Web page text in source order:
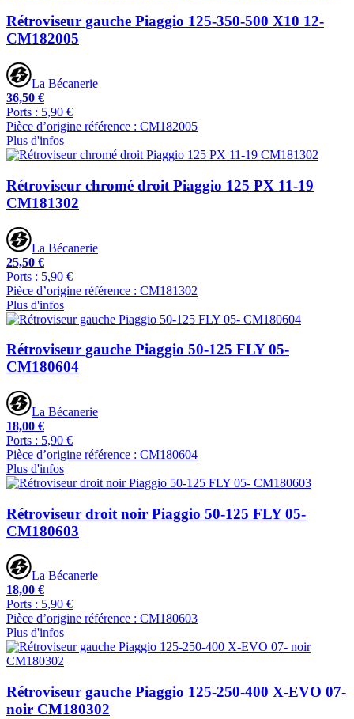
Rétroviseur gauche Piaggio 125-350-500 X10 12-
CM182005
La Bécanerie
36,50 €
Ports : 5,90 €
Pièce d’origine référence : CM182005
Plus d'infos
Rétroviseur chromé droit Piaggio 125 PX 11-19
CM181302
La Bécanerie
25,50 €
Ports : 5,90 €
Pièce d’origine référence : CM181302
Plus d'infos
Rétroviseur gauche Piaggio 50-125 FLY 05-
CM180604
La Bécanerie
18,00 €
Ports : 5,90 €
Pièce d’origine référence : CM180604
Plus d'infos
Rétroviseur droit noir Piaggio 50-125 FLY 05-
CM180603
La Bécanerie
18,00 €
Ports : 5,90 €
Pièce d’origine référence : CM180603
Plus d'infos
Rétroviseur gauche Piaggio 125-250-400 X-EVO 07-
noir CM180302